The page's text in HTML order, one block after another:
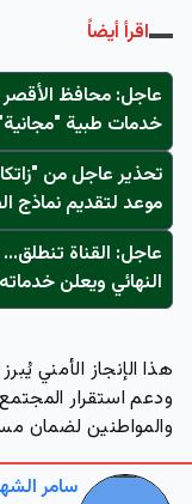
اقرأ أيضاً
عاجل: محافظ الأقصر
خدمات طبية
تحذير عاجل من
موعد لتقديم نماذج الضريبة
عاجل: القناة
النهائي ويعلن خدماته لـ3 محافظات - التفاصيل
هذا الإنجاز الأمني
ودعم استقرار
والمواطنين لضمان
سامر